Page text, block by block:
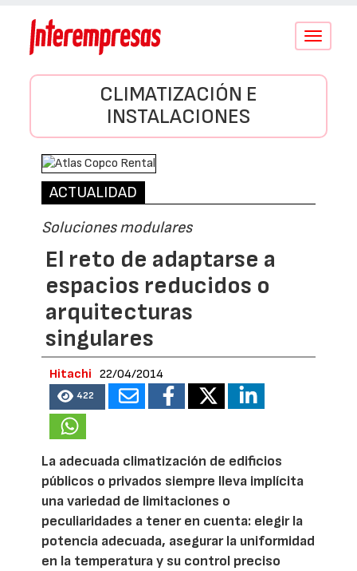
Conmutar
CLIMATIZACIÓN E
INSTALACIONES
ACTUALIDAD
Soluciones modulares
El reto de adaptarse a
espacios reducidos o
arquitecturas
singulares
Hitachi 22/04/2014
422
La adecuada climatización de edificios
públicos o privados siempre lleva implícita
una variedad de limitaciones o
peculiaridades a tener en cuenta: elegir la
potencia adecuada, asegurar la uniformidad
en la temperatura y su control preciso